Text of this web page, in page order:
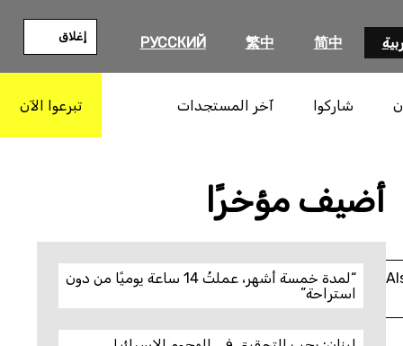
简中
繁中
РУССКИЙ إغلاق
شاركوا آخر المستجدات تبرعوا الآن
أضيف مؤخرًا
“لمدة خمسة أشهر، عملتُ 14 ساعة يوميًا من دون
استراحة”